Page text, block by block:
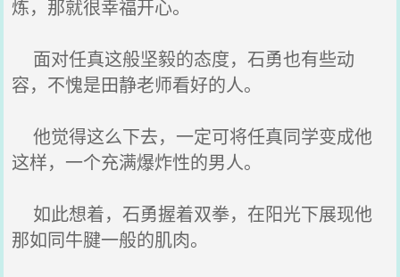
炼，那就很幸福开心。
面对任真这般坚毅的态度，石勇也有些动
容，不愧是田静老师看好的人。
他觉得这么下去，一定可将任真同学变成他
这样，一个充满爆炸性的男人。
如此想着，石勇握着双拳，在阳光下展现他
那如同牛腱一般的肌肉。